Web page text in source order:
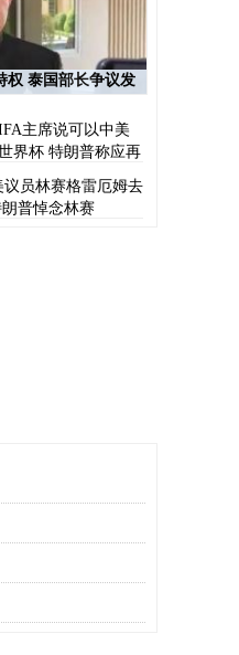
权 泰国部长争议发
主席说可以中美
界杯 特朗普称应再
美国办世界杯
议员林赛格雷厄姆去
普悼念林赛